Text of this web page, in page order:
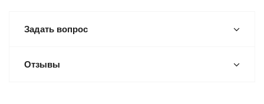
Задать вопрос
Отзывы